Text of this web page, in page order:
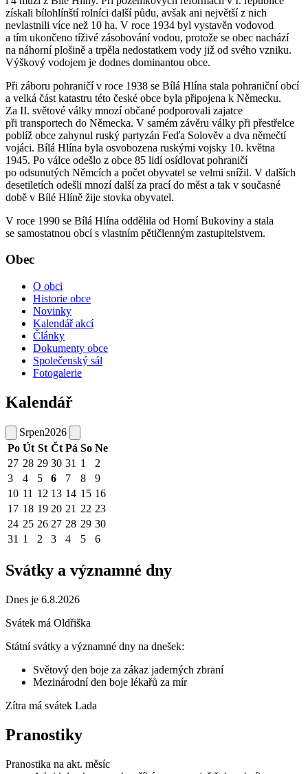
získali bílohlínští rolníci další půdu, avšak ani největší z nich
nevlastnili více než 10 ha. V roce 1934 byl vystavěn vodovod
a tím ukončeno tíživé zásobování vodou, protože se obec nachází
na náhorní plošině a trpěla nedostatkem vody již od svého vzniku.
Výškový vodojem je dodnes dominantou obce.
Při záboru pohraničí v roce 1938 se Bílá Hlína stala pohraniční obcí
a velká část katastru této české obce byla připojena k Německu.
Za II. světové války mnozí občané podporovali zajatce
při transportech do Německa. V samém závěru války při přestřelce
poblíž obce zahynul ruský partyzán Feďa Solověv a dva němečtí
vojáci. Bílá Hlína byla osvobozena ruskými vojsky 10. května
1945. Po válce odešlo z obce 85 lidí osídlovat pohraničí
po odsunutých Němcích a počet obyvatel se velmi snížil. V dalších
desetiletích odešli mnozí další za prací do měst a tak v současné
době v Bílé Hlíně žije stovka obyvatel.
V roce 1990 se Bílá Hlína oddělila od Horní Bukoviny a stala
se samostatnou obcí s vlastním pětičlenným zastupitelstvem.
Obec
O obci
Historie obce
Novinky
Kalendář akcí
Články
Dokumenty obce
Společenský sál
Fotogalerie
Kalendář
Srpen2026
Po Út St Čt Pá So Ne
27 28 29 30 31 1
2
3
4 5 6 7 8
9
10 11 12 13 14 15 16
17 18 19 20 21 22 23
24 25 26 27 28 29 30
31 1 2 3 4 5 6
Svátky a významné dny
Dnes je 6.8.2026
Svátek má Oldřiška
Státní svátky a významné dny na dnešek:
Světový den boje za zákaz jaderných zbraní
Mezinárodní den boje lékařů za mír
Zítra má svátek Lada
Pranostiky
Pranostika na akt. měsíc